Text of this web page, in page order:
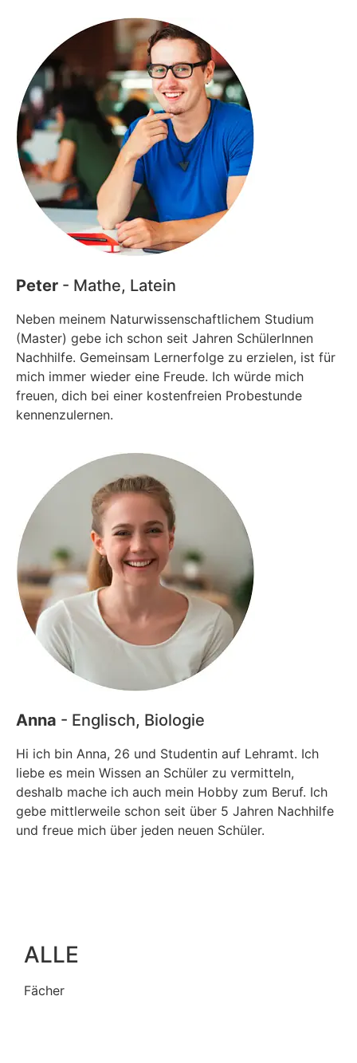
Peter - Mathe, Latein
Neben meinem Naturwissenschaftlichem Studium
(Master) gebe ich schon seit Jahren SchülerInnen
Nachhilfe. Gemeinsam Lernerfolge zu erzielen, ist für
mich immer wieder eine Freude. Ich würde mich
freuen, dich bei einer kostenfreien Probestunde
kennenzulernen.
Anna - Englisch, Biologie
Hi ich bin Anna, 26 und Studentin auf Lehramt. Ich
liebe es mein Wissen an Schüler zu vermitteln,
deshalb mache ich auch mein Hobby zum Beruf. Ich
gebe mittlerweile schon seit über 5 Jahren Nachhilfe
und freue mich über jeden neuen Schüler.
ALLE
Fächer